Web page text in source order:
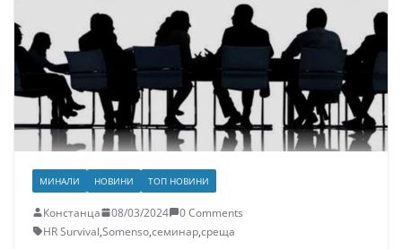
МИНАЛИ НОВИНИ ТОП НОВИНИ
Констанца 08/03/2024
0 Comments
HR Survival,Somenso,семинар,среща